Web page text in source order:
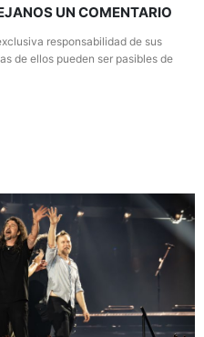
UN COMENTARIO
responsabilidad de sus
de ellos pueden ser pasibles de